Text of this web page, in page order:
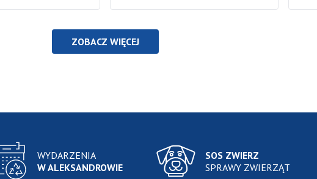
ZOBACZ WIĘCEJ
WYDARZENIA
W ALEKSANDROWIE
SOS ZWIERZ
SPRAWY ZWIERZĄT